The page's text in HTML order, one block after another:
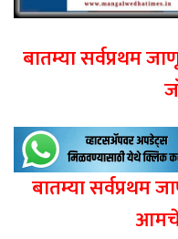
बातम्या सर्वप्रथम
बातम्या सर्वप्रथम